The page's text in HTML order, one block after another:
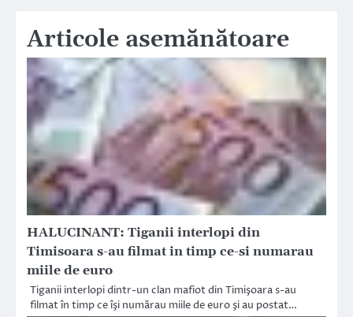
Articole asemănătoare
HALUCINANT: Tiganii interlopi din
Timisoara s-au filmat in timp ce-si numarau
miile de euro
Tiganii interlopi dintr-un clan mafiot din Timişoara s-au
filmat în timp ce îşi numărau miile de euro şi au postat…